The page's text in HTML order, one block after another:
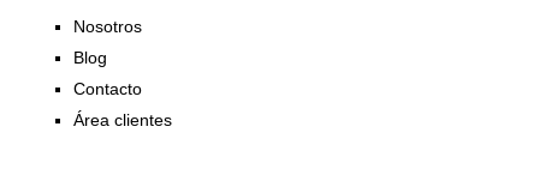
Nosotros
Blog
Contacto
Área clientes